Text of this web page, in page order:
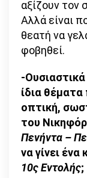
αξίζουν τον
Αλλά είναι
θεατή να
φοβηθεί.
-
ίδια
οπτική,
του
Πενήντα –
να γίνει
10ς Εντολής;